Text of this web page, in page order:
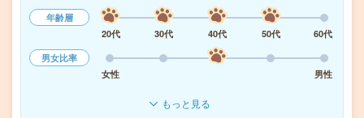
年齢層
20代
30代 40代 50代
60代
男女比率
女性
男性
もっと見る